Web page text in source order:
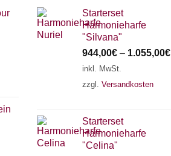
werden
Starterset
Harmonieharfe
"Silvana"
944,00€ – 1.055,00€
inkl. MwSt.
zzgl. Versandkosten
Starterset
Harmonieharfe
"Celina"